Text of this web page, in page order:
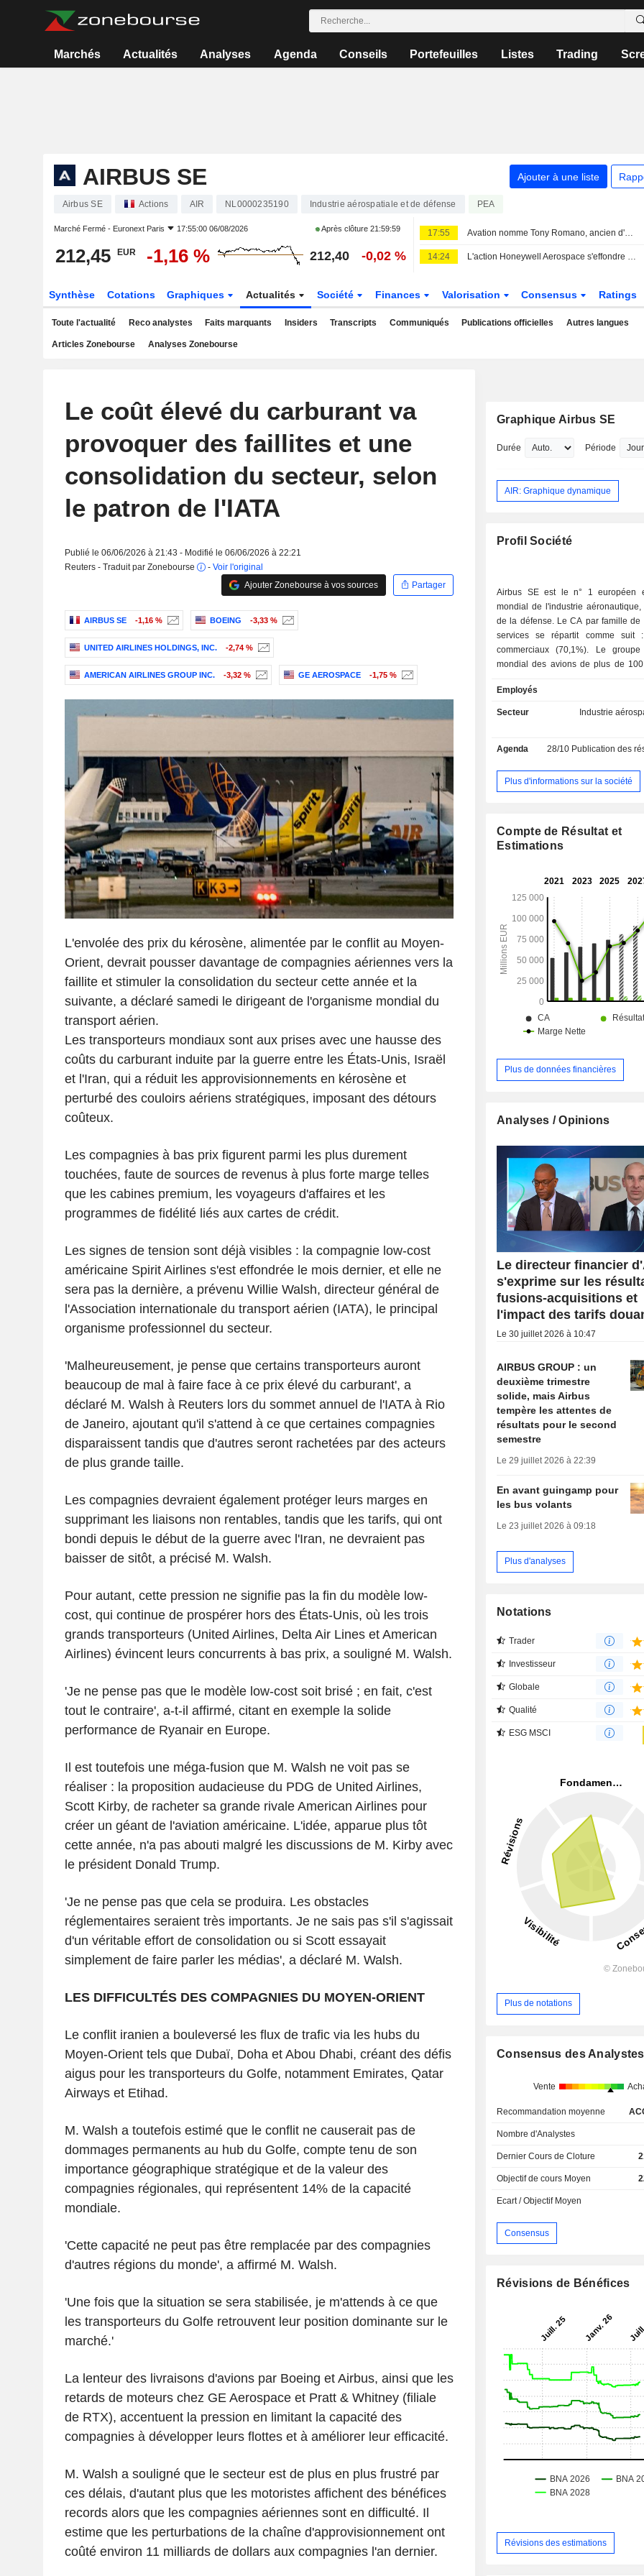
Marchés Actualités Analyses Agenda Conseils Portefeuilles Listes Trading
AIRBUS SE Ajouter à une liste
Airbus SE Actions AIR NL0000235190 Industrie aérospatiale et de défense PEA
Marché Fermé - Euronext Paris 17:55:00 06/08/2026 Après clôture 21:59:59
212,45 EUR -1,16 % 212,40 -0,02 %
17:55 Avation nomme Tony Romano, ancien d'Airbus America, au poste de directeur commercial
14:24 L'action Honeywell Aerospace s'effondre après une révision à la baisse de ses prévisions
Synthèse Cotations Graphiques Actualités Société Finances Valorisation Consensus Ratings
Toute l'actualité Reco analystes Faits marquants Insiders Transcripts Communiqués Publications officielles Autres langues
Articles Zonebourse Analyses Zonebourse
Le coût élevé du carburant va
provoquer des faillites et une
consolidation du secteur, selon
le patron de l'IATA
Publié le 06/06/2026 à 21:43 - Modifié le 06/06/2026 à 22:21
Reuters - Traduit par Zonebourse
- Voir l'original
Ajouter Zonebourse à vos sources
Partager
AIRBUS SE -1,16 % BOEING -3,33 %
UNITED AIRLINES HOLDINGS, INC. -2,74 %
AMERICAN AIRLINES GROUP INC. -3,32 % GE AEROSPACE -1,75 %
L'envolée des prix du kérosène, alimentée par le conflit au Moyen-
Orient, devrait pousser davantage de compagnies aériennes vers la
faillite et stimuler la consolidation du secteur cette année et la
suivante, a déclaré samedi le dirigeant de l'organisme mondial du
transport aérien.
Les transporteurs mondiaux sont aux prises avec une hausse des
coûts du carburant induite par la guerre entre les États-Unis, Israël
et l'Iran, qui a réduit les approvisionnements en kérosène et
perturbé des couloirs aériens stratégiques, imposant des détours
coûteux.
Les compagnies à bas prix figurent parmi les plus durement
touchées, faute de sources de revenus à plus forte marge telles
que les cabines premium, les voyageurs d'affaires et les
programmes de fidélité liés aux cartes de crédit.
Les signes de tension sont déjà visibles : la compagnie low-cost
américaine Spirit Airlines s'est effondrée le mois dernier, et elle ne
sera pas la dernière, a prévenu Willie Walsh, directeur général de
l'Association internationale du transport aérien (IATA), le principal
organisme professionnel du secteur.
'Malheureusement, je pense que certains transporteurs auront
beaucoup de mal à faire face à ce prix élevé du carburant', a
déclaré M. Walsh à Reuters lors du sommet annuel de l'IATA à Rio
de Janeiro, ajoutant qu'il s'attend à ce que certaines compagnies
disparaissent tandis que d'autres seront rachetées par des acteurs
de plus grande taille.
Les compagnies devraient également protéger leurs marges en
supprimant les liaisons non rentables, tandis que les tarifs, qui ont
bondi depuis le début de la guerre avec l'Iran, ne devraient pas
baisser de sitôt, a précisé M. Walsh.
Pour autant, cette pression ne signifie pas la fin du modèle low-
cost, qui continue de prospérer hors des États-Unis, où les trois
grands transporteurs (United Airlines, Delta Air Lines et American
Airlines) évincent leurs concurrents à bas prix, a souligné M. Walsh.
'Je ne pense pas que le modèle low-cost soit brisé ; en fait, c'est
tout le contraire', a-t-il affirmé, citant en exemple la solide
performance de Ryanair en Europe.
Il est toutefois une méga-fusion que M. Walsh ne voit pas se
réaliser : la proposition audacieuse du PDG de United Airlines,
Scott Kirby, de racheter sa grande rivale American Airlines pour
créer un géant de l'aviation américaine. L'idée, apparue plus tôt
cette année, n'a pas abouti malgré les discussions de M. Kirby avec
le président Donald Trump.
'Je ne pense pas que cela se produira. Les obstacles
réglementaires seraient très importants. Je ne sais pas s'il s'agissait
d'un véritable effort de consolidation ou si Scott essayait
simplement de faire parler les médias', a déclaré M. Walsh.
LES DIFFICULTÉS DES COMPAGNIES DU MOYEN-ORIENT
Le conflit iranien a bouleversé les flux de trafic via les hubs du
Moyen-Orient tels que Dubaï, Doha et Abou Dhabi, créant des défis
aigus pour les transporteurs du Golfe, notamment Emirates, Qatar
Airways et Etihad.
M. Walsh a toutefois estimé que le conflit ne causerait pas de
dommages permanents au hub du Golfe, compte tenu de son
importance géographique stratégique et de la valeur des
compagnies régionales, qui représentent 14% de la capacité
mondiale.
'Cette capacité ne peut pas être remplacée par des compagnies
d'autres régions du monde', a affirmé M. Walsh.
'Une fois que la situation se sera stabilisée, je m'attends à ce que
les transporteurs du Golfe retrouvent leur position dominante sur le
marché.'
La lenteur des livraisons d'avions par Boeing et Airbus, ainsi que les
retards de moteurs chez GE Aerospace et Pratt & Whitney (filiale
de RTX), accentuent la pression en limitant la capacité des
compagnies à développer leurs flottes et à améliorer leur efficacité.
M. Walsh a souligné que le secteur est de plus en plus frustré par
ces délais, d'autant plus que les motoristes affichent des bénéfices
records alors que les compagnies aériennes sont en difficulté. Il
estime que les perturbations de la chaîne d'approvisionnement ont
coûté environ 11 milliards de dollars aux compagnies l'an dernier.
Graphique Airbus SE
Durée Période
AIR: Graphique dynamique
Profil Société
Airbus SE est le n° 1 européen
mondial de l'industrie aéronautique,
de la défense. Le CA par famille de
services se répartit comme suit : -
commerciaux (70,1%). Le
mondial des avions de plus de
avions militaires (notamment
transport, de surveillance maritime,
anti-sous-marins et de
satellites d'observation et de
défense et de sécurité (systèmes
systèmes
maintenance des avions ; - hélicoptères civils et
militaires (11,7%). La répartition géographique
Pacifique (28%), Amérique du
Moyen-Orient (9%), Amérique
Employés
Secteur
Industrie
Agenda 28/10 Publication des résultats
Plus d'informations sur la société
Compte de Résultat et
Estimations
Plus de données financières
Analyses / Opinions
Le directeur financier
s'exprime sur les
fusions-acquisitions et
l'impact des tarifs
Le 30 juillet 2026 à 10:47
AIRBUS GROUP : un
deuxième trimestre
solide, mais Airbus
tempère les attentes de
résultats pour le second
semestre
Le 29 juillet 2026 à 22:39
En avant guingamp pour
les bus volants
Le 23 juillet 2026 à 09:18
Plus d'analyses
Notations
Trader
Investisseur
Globale
Qualité
ESG MSCI
Plus de notations
Consensus des Analystes
Vente
Recommandation moyenne
Nombre d'Analystes
Dernier Cours de Cloture
Objectif de cours Moyen
Ecart / Objectif Moyen
Consensus
Révisions de Bénéfices
Révisions des estimations